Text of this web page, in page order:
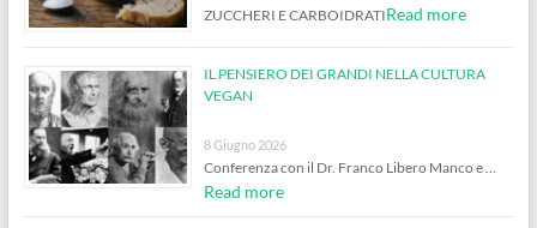
ZUCCHERI E CARBOIDRATIRead more
IL PENSIERO DEI GRANDI NELLA CULTURA
VEGAN
8 Giugno 2026
Conferenza con il Dr. Franco Libero Manco e …
Read more